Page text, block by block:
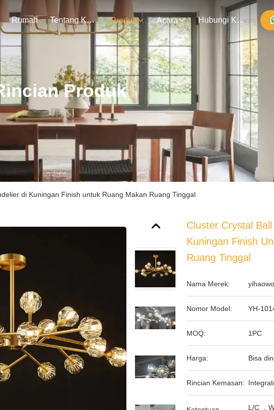
Rumah Tentang Kami Produk Acara Hubungi Kami
Produk
di Kuningan Finish untuk Ruang Makan Ruang Tinggal
Cluster Crystal
Kuningan Finish
Ruang Tinggal
Nama Merek: yihaowo
Nomor Model: YH-
MOQ: 1PC
Harga: Bisa
Rincian Kemasan:
L/C ，